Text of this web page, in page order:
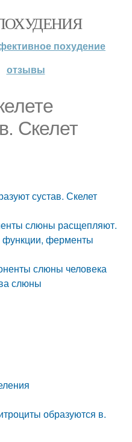
похудение
отзывы
Скелет
сустав. Скелет
слюны расщепляют.
функции, ферменты
слюны человека
слюны
образуются в.